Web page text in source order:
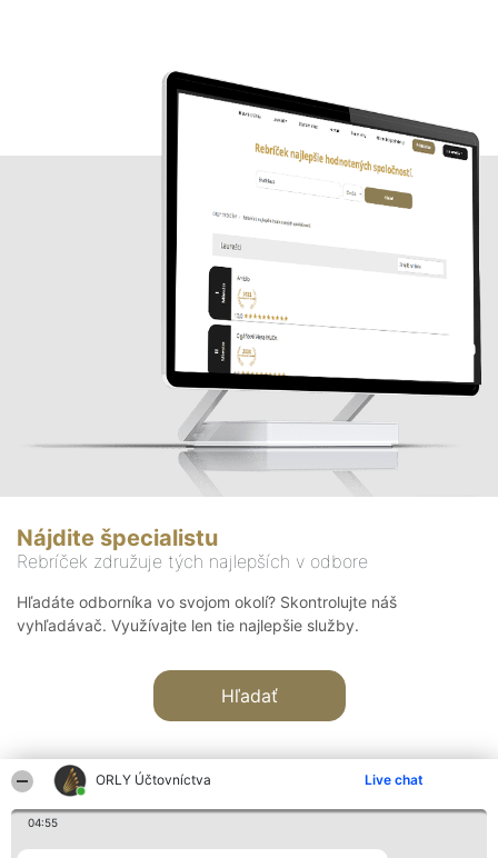
ORLY Účtovníctva Live chat
04:55
Nájdite špecialistu
Rebríček združuje tých najlepších v odbore
Hľadáte odborníka vo svojom okolí? Skontrolujte náš
vyhľadávač. Využívajte len tie najlepšie služby.
Hľadať